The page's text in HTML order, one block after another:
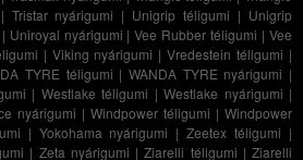
| Tristar nyárigumi | Unigrip téligumi | Unigrip
| Uniroyal nyárigumi |Vee Rubber téligumi |Vee
| Viking nyárigumi |Vredestein téligumi |
TYRE téligumi | WANDA TYRE nyárigumi |
| Westlake téligumi |Westlake nyárigumi |
nyárigumi | Windpower téligumi | Windpower
| Yokohama nyárigumi |Zeetex téligumi |
| Zeta nyárigumi |Ziarelli téligumi | Ziarelli